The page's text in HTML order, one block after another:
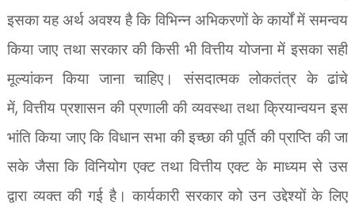
इसका यह अर्थ अवश्य है कि विभिन्न अभिकरणों के कार्यों में समन्वय
किया जाए तथा सरकार की किसी भी वित्तीय योजना में इसका सही
मूल्यांकन किया जाना चाहिए। संसदात्मक लोकतंत्र के ढांचे
में, वित्तीय प्रशासन की प्रणाली की व्यवस्था तथा क्रियान्वयन इस
भांति किया जाए कि विधान सभा की इच्छा की पूर्ति की प्राप्ति की जा
सके जैसा कि विनियोग एक्ट तथा वित्तीय एक्ट के माध्यम से उस
द्वारा व्यक्त की गई है। कार्यकारी सरकार को उन उद्देश्यों के लिए